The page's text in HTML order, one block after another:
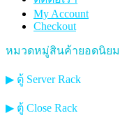
My Account
Checkout
หมวดหมู่สินค้ายอดนิยม
▶ ตู้ Server Rack
▶ ตู้ Close Rack